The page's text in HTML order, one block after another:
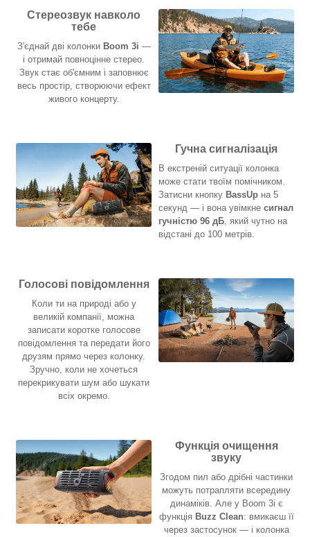
Стереозвук навколо
тебе
З'єднай дві колонки Boom 3i —
і отримай повноцінне стерео.
Звук стає об'ємним і заповнює
весь простір, створюючи ефект
живого концерту.
Гучна сигналізація
В екстреній ситуації колонка
може стати твоїм помічником.
Затисни кнопку BassUp на 5
секунд — і вона увімкне сигнал
гучністю 96 дБ, який чутно на
відстані до 100 метрів.
Голосові повідомлення
Коли ти на природі або у
великій компанії, можна
записати коротке голосове
повідомлення та передати його
друзям прямо через колонку.
Зручно, коли не хочеться
перекрикувати шум або шукати
всіх окремо.
Функція очищення
звуку
Згодом пил або дрібні частинки
можуть потрапляти всередину
динаміків. Але у Boom 3i є
функція Buzz Clean: вмикаєш її
через застосунок — і колонка